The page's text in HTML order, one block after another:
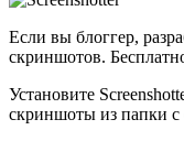
Если вы блоггер,
скриншотов.
Установите
скриншоты из папки с